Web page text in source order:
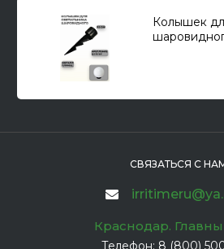
Колышек
СВЯЗАТЬСЯ С
Краснодар.
Телефон: 8 (800)